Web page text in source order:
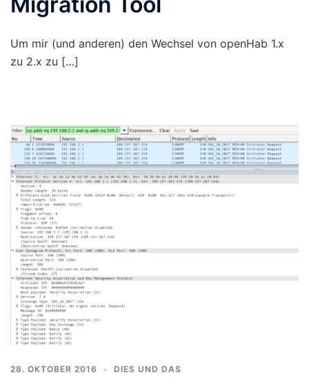
Um mir (und anderen) den Wechsel von openHab 1.x
zu 2.x zu […]
28. OKTOBER 2016 DIES UND DAS